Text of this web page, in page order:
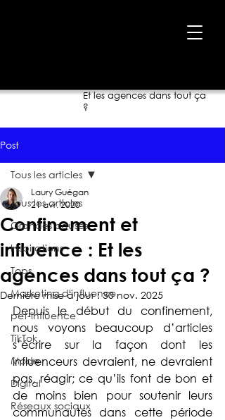
Et les agences dans tout ça
?
Post
Tous les articles
Grandes causes
Inspirations
Tops
Marketing d'influence
pet-influence
TikTok
Mode
Digital
Réseaux sociaux
Tous les articles
Confinement et
influence : Et les
agences dans tout ça ?
Laury Guégan
21 avr. 2020
Dernière mise à jour :30 nov. 2025
Depuis le début du confinement,
nous voyons beaucoup d’articles
s’écrire sur la façon dont les
influenceurs devraient, ne devraient
pas, réagir; ce qu’ils font de bon et
de moins bien pour soutenir leurs
communautés dans cette période